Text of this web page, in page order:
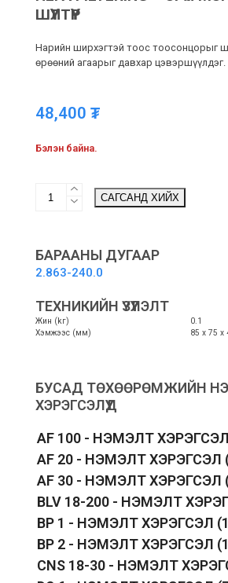
ШҮҮЛТҮҮР
Нарийн ширхэгтэй тоос тоосонцорыг
өрөөний агаарыг давхар цэвэршүүлдэг.
48,400 ₮
Бэлэн байна.
filtering
мэндийн
quantity
САГСАНД ХИЙХ
БАРААНЫ ДУГААР
2.863-240.0
ТЕХНИКИЙН ҮЗҮҮЛЭЛТ
Жин (kг)
0.1
Хэмжээс (мм)
85 х 75 х
БУСАД ТӨХӨӨРӨМЖИЙН
ХЭРЭГСЭЛҮҮД
AF 100 - НЭМЭЛТ ХЭРЭГСЭЛ
AF 20 - НЭМЭЛТ ХЭРЭГСЭЛ
AF 30 - НЭМЭЛТ ХЭРЭГСЭЛ
BLV 18-200 - НЭМЭЛТ
BP 1 - НЭМЭЛТ ХЭРЭГСЭЛ
BP 2 - НЭМЭЛТ ХЭРЭГСЭЛ
CNS 18-30 - НЭМЭЛТ